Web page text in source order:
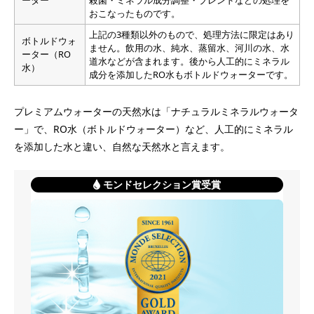
おこなったものです。
ボトルドウォ
ーター（RO
水）
上記の3種類以外のもので、処理方法に限定はあり
ません。飲用の水、純水、蒸留水、河川の水、水
道水などが含まれます。後から人工的にミネラル
成分を添加したRO水もボトルドウォーターです。
プレミアムウォーターの天然水は「ナチュラルミネラルウォータ
ー」で、RO水（ボトルドウォーター）など、人工的にミネラル
を添加した水と違い、自然な天然水と言えます。
モンドセレクション賞受賞